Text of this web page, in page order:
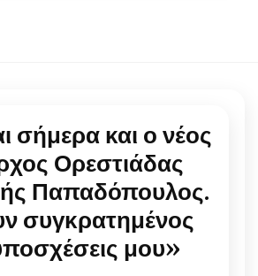
σήμερα και ο νέος
Ορεστιάδας
Παπαδόπουλος.
συγκρατημένος
μου»